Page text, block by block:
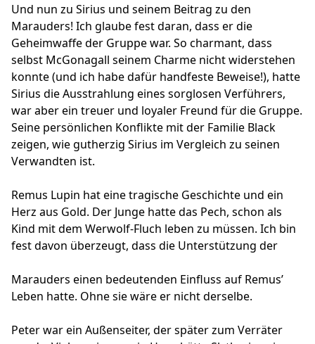
Und nun zu Sirius und seinem Beitrag zu den
Marauders! Ich glaube fest daran, dass er die
Geheimwaffe der Gruppe war. So charmant, dass
selbst McGonagall seinem Charme nicht widerstehen
konnte (und ich habe dafür handfeste Beweise!), hatte
Sirius die Ausstrahlung eines sorglosen Verführers,
war aber ein treuer und loyaler Freund für die Gruppe.
Seine persönlichen Konflikte mit der Familie Black
zeigen, wie gutherzig Sirius im Vergleich zu seinen
Verwandten ist.
Remus Lupin hat eine tragische Geschichte und ein
Herz aus Gold. Der Junge hatte das Pech, schon als
Kind mit dem Werwolf-Fluch leben zu müssen. Ich bin
fest davon überzeugt, dass die Unterstützung der
Marauders einen bedeutenden Einfluss auf Remus’
Leben hatte. Ohne sie wäre er nicht derselbe.
Peter war ein Außenseiter, der später zum Verräter